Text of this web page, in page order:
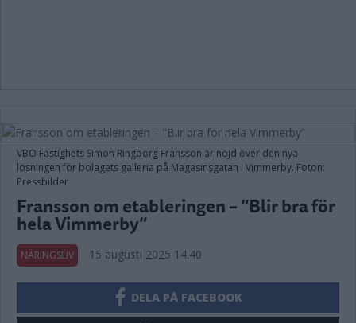
VBO Fastighets Simon Ringborg Fransson är nöjd över den nya
lösningen för bolagets galleria på Magasinsgatan i Vimmerby. Foton:
Pressbilder
Fransson om etableringen – ”Blir bra för
hela Vimmerby”
NÄRINGSLIV 15 augusti 2025 14.40
DELA PÅ FACEBOOK